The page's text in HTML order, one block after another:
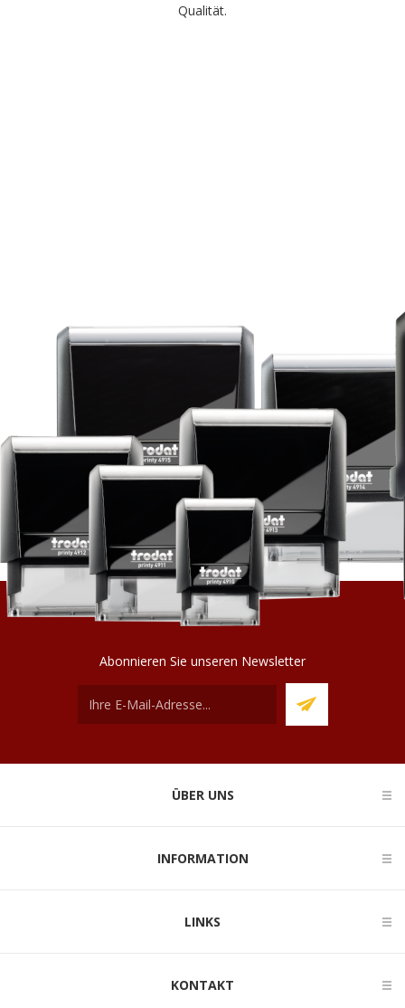
Qualität.
Abonnieren Sie unseren Newsletter
ÜBER UNS
INFORMATION
LINKS
KONTAKT